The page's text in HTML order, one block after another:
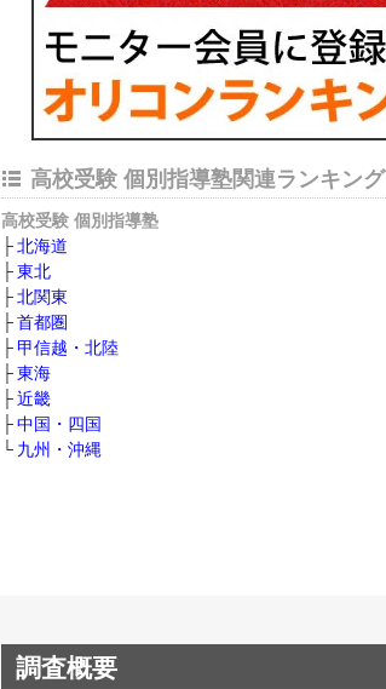
高校受験 個別指導塾関連ランキング
高校受験 個別指導塾
北海道
東北
北関東
首都圏
甲信越・北陸
東海
近畿
中国・四国
九州・沖縄
調査概要